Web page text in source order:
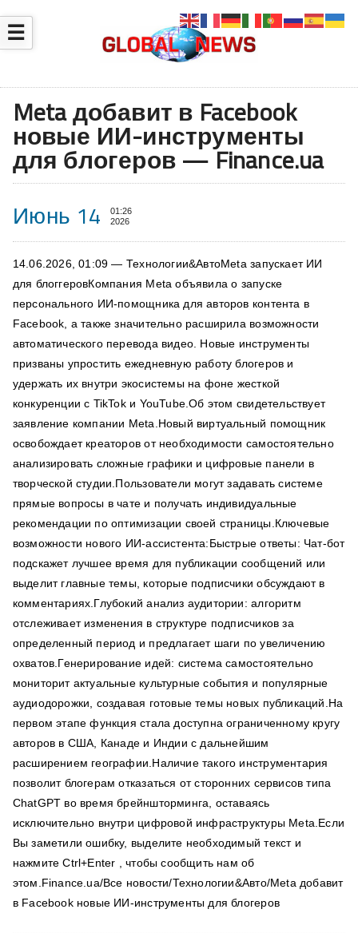
☰
Meta добавит в Facebook
новые ИИ-инструменты
для блогеров — Finance.ua
Июнь 14
01:26
2026
14.06.2026, 01:09 — Технологии&АвтоMeta запускает ИИ
для блоггеровКомпания Meta объявила о запуске
персонального ИИ-помощника для авторов контента в
Facebook, а также значительно расширила возможности
автоматического перевода видео. Новые инструменты
призваны упростить ежедневную работу блогеров и
удержать их внутри экосистемы на фоне жесткой
конкуренции с TikTok и YouTube.Об этом свидетельствует
заявление компании Meta.Новый виртуальный помощник
освобождает креаторов от необходимости самостоятельно
анализировать сложные графики и цифровые панели в
творческой студии.Пользователи могут задавать системе
прямые вопросы в чате и получать индивидуальные
рекомендации по оптимизации своей страницы.Ключевые
возможности нового ИИ-ассистента:Быстрые ответы: Чат-бот
подскажет лучшее время для публикации сообщений или
выделит главные темы, которые подписчики обсуждают в
комментариях.Глубокий анализ аудитории: алгоритм
отслеживает изменения в структуре подписчиков за
определенный период и предлагает шаги по увеличению
охватов.Генерирование идей: система самостоятельно
мониторит актуальные культурные события и популярные
аудиодорожки, создавая готовые темы новых публикаций.На
первом этапе функция стала доступна ограниченному кругу
авторов в США, Канаде и Индии с дальнейшим
расширением географии.Наличие такого инструментария
позволит блогерам отказаться от сторонних сервисов типа
ChatGPT во время брейншторминга, оставаясь
исключительно внутри цифровой инфраструктуры Meta.Если
Вы заметили ошибку, выделите необходимый текст и
нажмите Ctrl+Enter , чтобы сообщить нам об
этом.Finance.ua/Все новости/Технологии&Авто/Meta добавит
в Facebook новые ИИ-инструменты для блогеров